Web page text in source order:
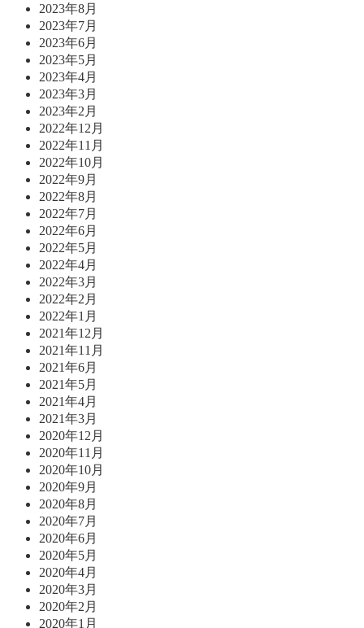
2023年8月
2023年7月
2023年6月
2023年5月
2023年4月
2023年3月
2023年2月
2022年12月
2022年11月
2022年10月
2022年9月
2022年8月
2022年7月
2022年6月
2022年5月
2022年4月
2022年3月
2022年2月
2022年1月
2021年12月
2021年11月
2021年6月
2021年5月
2021年4月
2021年3月
2020年12月
2020年11月
2020年10月
2020年9月
2020年8月
2020年7月
2020年6月
2020年5月
2020年4月
2020年3月
2020年2月
2020年1月